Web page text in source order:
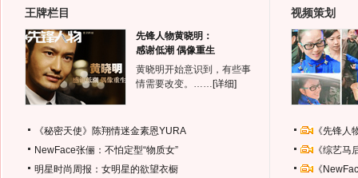
王牌栏目
先锋人物黄晓明：
感谢低潮 偶像重生
黄晓明开始意识到，有些事
情需要改变。…… [详细]
《秘密天使》陈翔情迷金素恩YURA
NewFace张俪：不怕定型“物质女”
明星时尚周报：女明星的欲望衣橱
视频策划
《先锋
《综艺
《